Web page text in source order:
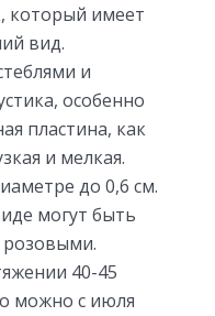
который имеет
вид.
и
особенно
пластина, как
и мелкая.
до 0,6 см.
могут быть
розовыми.
40-45
можно с июля